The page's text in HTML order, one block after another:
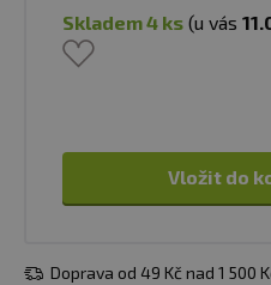
skladem 4 ks (u vás
Vložit do
Doprava od 49 Kč nad 1 500